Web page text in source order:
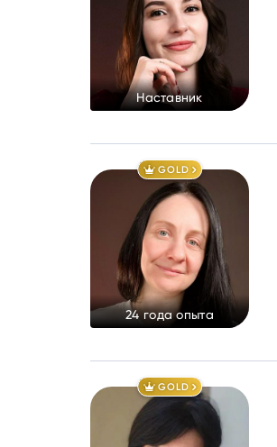
Наставник
GOLD
24 года опыта
GOLD